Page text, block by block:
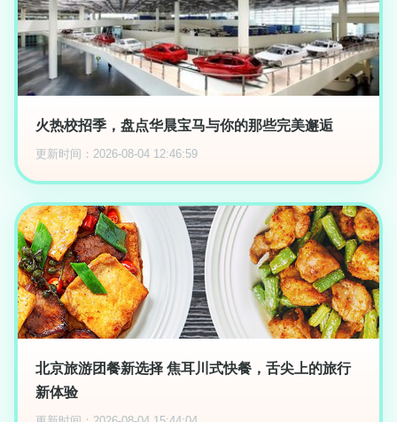
火热校招季，盘点华晨宝马与你的那些完美邂逅
更新时间：2026-08-04 12:46:59
北京旅游团餐新选择 焦耳川式快餐，舌尖上的旅行
新体验